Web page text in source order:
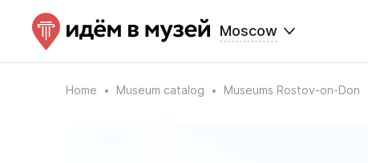
Moscow
Home Museum catalog Museums Rostov-on-Don